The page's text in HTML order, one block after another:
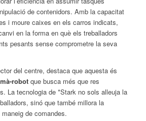
de contenidors. Amb la capacitat
i moure caixes en els carros indicats,
en la forma en què els treballadors
pesants ​​sense comprometre la seva
del centre, destaca que aquesta és
robotque busca més que res
La tecnologia de *Stark no sols alleuja la
sinó que també millora la
de comandes.